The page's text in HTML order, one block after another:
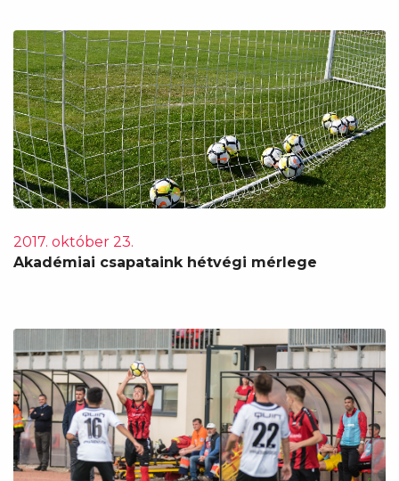
2017. október 23.
Akadémiai csapataink hétvégi mérlege